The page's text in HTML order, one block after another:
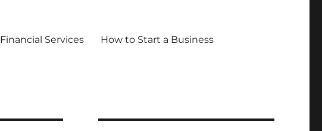
Financial Services How to Start a Business